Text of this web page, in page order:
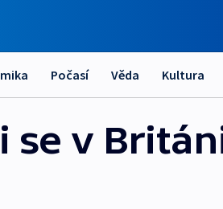
Počasí Věda Kultura
se v